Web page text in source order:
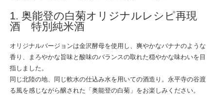
1. 奥能登の白菊オリジナルレシピ再現
酒 特別純米酒
オリジナルバージョンは金沢酵母を使用し、爽やかなバナナのような
香り、まろやかな旨味と酸味のバランスの取れた穏やかな味わいを目
指しました。
同じ北陸の地、同じ軟水の仕込み水を用いての酒造り。永平寺の谷渡
る風を感じながら醸された「奥能登の白菊」をお楽しみください。